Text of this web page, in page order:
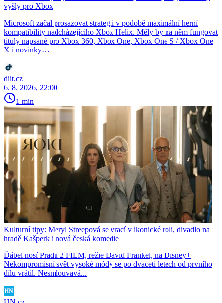
vyšly pro Xbox
Microsoft začal prosazovat strategii v podobě maximální herní
kompatibility nadcházejícího Xbox Helix. Měly by na něm fungovat
tituly napsané pro Xbox 360, Xbox One, Xbox One S / Xbox One
X i novinky…
diit.cz
6. 8. 2026, 22:00
1 min
Kulturní tipy: Meryl Streepová se vrací v ikonické roli, divadlo na
hradě Kašperk i nová česká komedie
Ďábel nosí Pradu 2 FILM, režie David Frankel, na Disney+
Nekompromisní svět vysoké módy se po dvaceti letech od prvního
dílu vrátil. Nesmlouvavá...